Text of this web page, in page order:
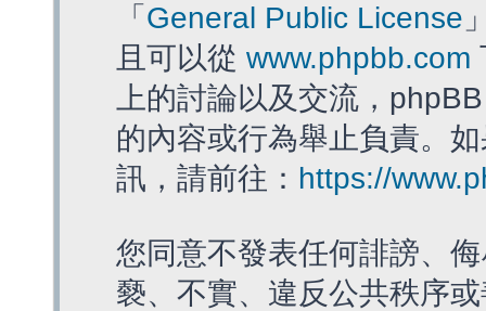
「 General Public License
且可以從 www.phpbb.com
上的討論以及交流，
的內容或行為舉止負責。
訊，請前往： https://
您同意不發表任何誹謗、
褻、不實、違反公共秩序